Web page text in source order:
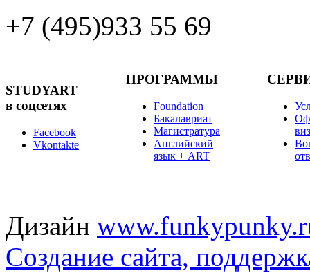
+7 (495)933 55 69
STUDYART
в соцсетях
Facebook
Vkontakte
ПРОГРАММЫ
Foundation
Бакалавриат
Магистратура
Английский
язык + ART
Дизайн
Создание сайта,